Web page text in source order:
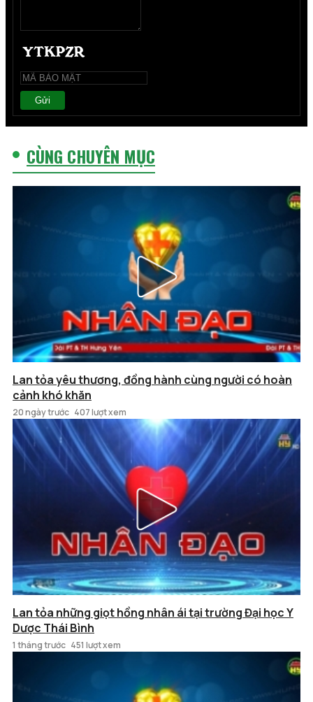
Gửi
CÙNG CHUYÊN MỤC
Lan tỏa yêu thương, đồng hành cùng người có hoàn
cảnh khó khăn
20 ngày trước 407 lượt xem
Lan tỏa những giọt hồng nhân ái tại trường Đại học Y
Dược Thái Bình
1 tháng trước 451 lượt xem